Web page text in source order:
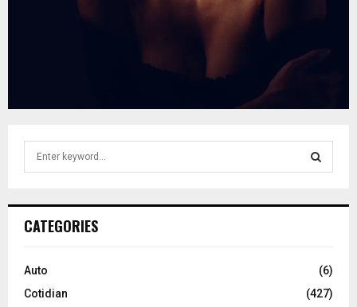
h
o
:
CATEGORIES
Auto
(6)
Cotidian
(427)